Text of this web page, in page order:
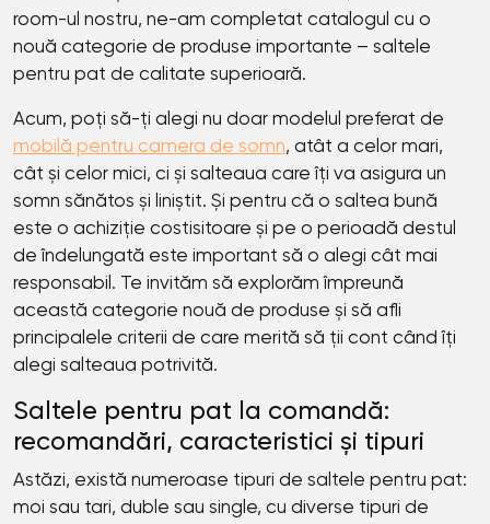
room-ul nostru, ne-am completat catalogul cu o
nouă categorie de produse importante – saltele
pentru pat de calitate superioară.
Acum, poți să-ți alegi nu doar modelul preferat de
mobilă pentru camera de somn, atât a celor mari,
cât și celor mici, ci și salteaua care îți va asigura un
somn sănătos și liniștit. Și pentru că o saltea bună
este o achiziție costisitoare și pe o perioadă destul
de îndelungată este important să o alegi cât mai
responsabil. Te invităm să explorăm împreună
această categorie nouă de produse și să afli
principalele criterii de care merită să ții cont când îți
alegi salteaua potrivită.
Saltele pentru pat la comandă:
recomandări, caracteristici și tipuri
Astăzi, există numeroase tipuri de saltele pentru pat:
moi sau tari, duble sau single, cu diverse tipuri de